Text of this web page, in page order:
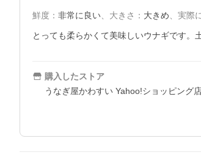
鮮度 ： 非常に良い 大きさ ： 大きめ 実際
とっても柔らかくて美味しいウナギです。
購入したストア
うなぎ屋かわすい Yahoo!ショッピング